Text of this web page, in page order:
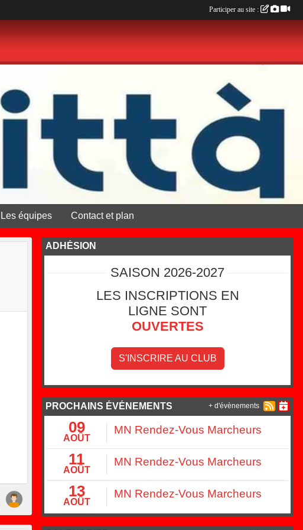
Les équipes Contact et plan
ADHÉSION
SAISON 2026-2027
LES INSCRIPTIONS EN
LIGNE SONT
OUVERTES
S'INSCRIRE AU CLUB
PROCHAINS ÉVÉNEMENTS
09
AOÛT
MN Rendez-Vous Marcheurs
11
AOÛT
MN Rendez-Vous Marcheurs
13
AOÛT
MN Rendez-Vous Marcheurs
+ d'évènements
Participer au site :